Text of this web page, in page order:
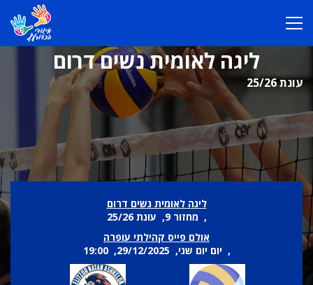
ליגה לאומית נשים דרום
עונת 25/26
ליגה לאומית נשים דרום
, מחזור 9, עונת 25/26
אולם פייס קהילתי עופרה
, יום יום שני, 29/12/2025, 19:00